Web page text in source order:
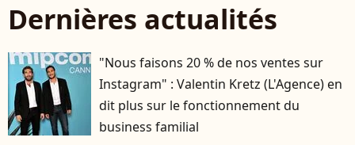
Dernières actualités
"Nous faisons 20 % de nos ventes sur
Instagram" : Valentin Kretz (L'Agence) en
dit plus sur le fonctionnement du
business familial